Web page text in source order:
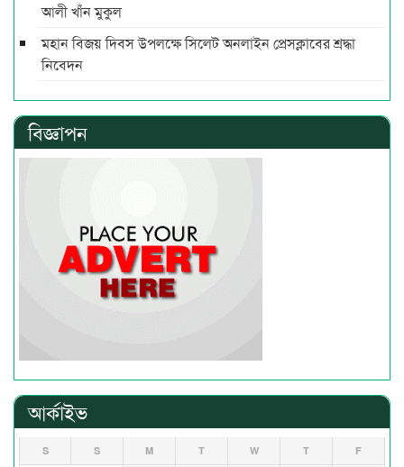
আলী খাঁন মুকুল
মহান বিজয় দিবস উপলক্ষে সিলেট অনলাইন প্রেসক্লাবের শ্রদ্ধা
নিবেদন
বিজ্ঞাপন
আর্কাইভ
S S M T W T F